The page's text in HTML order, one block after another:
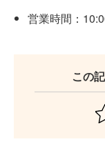
営業時間：
この